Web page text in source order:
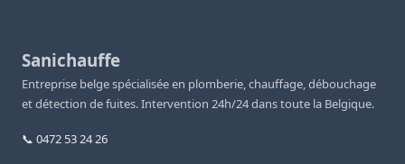
Sanichauffe
Entreprise belge spécialisée en plomberie, chauffage, débouchage
et détection de fuites. Intervention 24h/24 dans toute la Belgique.
📞 0472 53 24 26